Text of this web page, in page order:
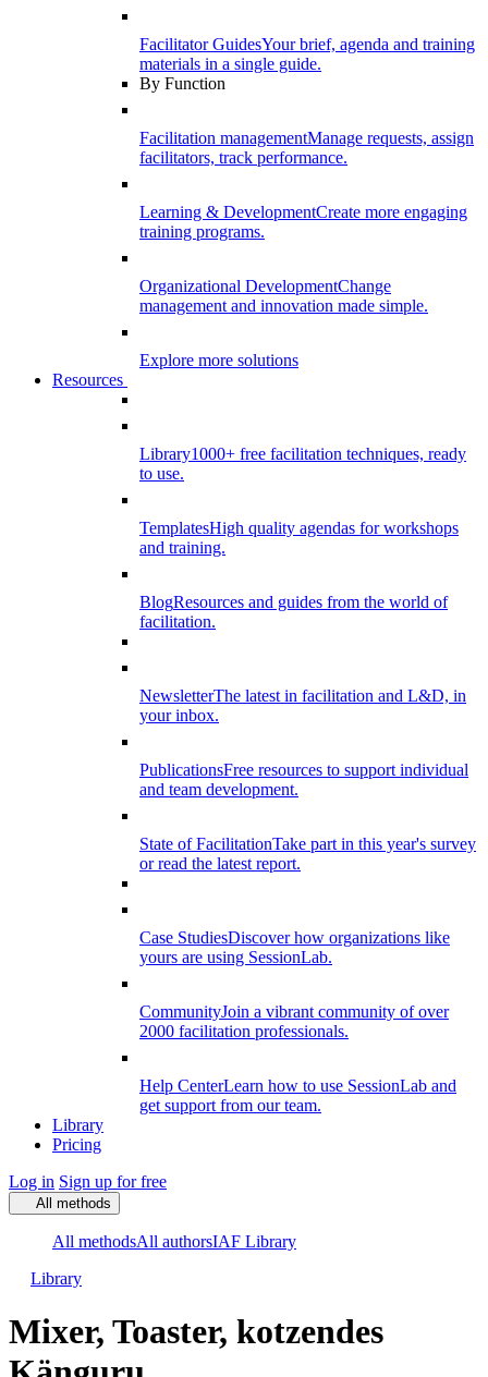
Facilitator GuidesYour brief, agenda and training
materials in a single guide.
By Function
Facilitation managementManage requests, assign
facilitators, track performance.
Learning & DevelopmentCreate more engaging
training programs.
Organizational DevelopmentChange
management and innovation made simple.
Explore more solutions
Resources
Library1000+ free facilitation techniques, ready
to use.
TemplatesHigh quality agendas for workshops
and training.
BlogResources and guides from the world of
facilitation.
NewsletterThe latest in facilitation and L&D, in
your inbox.
PublicationsFree resources to support individual
and team development.
State of FacilitationTake part in this year's survey
or read the latest report.
Case StudiesDiscover how organizations like
yours are using SessionLab.
CommunityJoin a vibrant community of over
2000 facilitation professionals.
Help CenterLearn how to use SessionLab and
get support from our team.
Library
Pricing
Log in Sign up for free
All methods
All methodsAll authorsIAF Library
Library
Mixer, Toaster, kotzendes